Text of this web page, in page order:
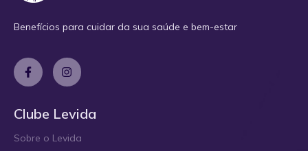
Benefícios para cuidar da sua saúde e bem-estar
Clube Levida
Sobre o Levida